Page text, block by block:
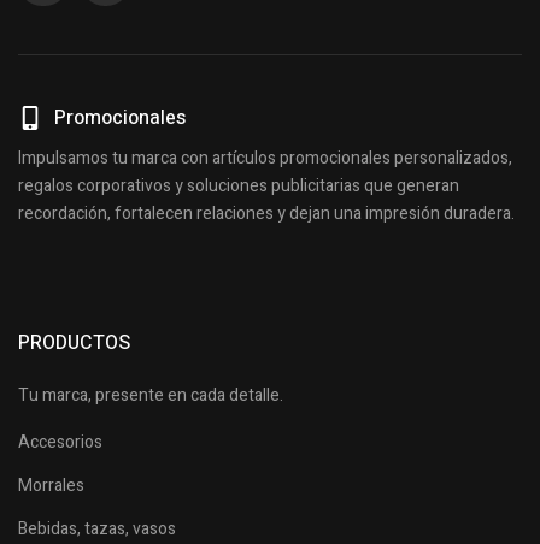
Promocionales
Impulsamos tu marca con artículos promocionales personalizados,
regalos corporativos y soluciones publicitarias que generan
recordación, fortalecen relaciones y dejan una impresión duradera.
PRODUCTOS
Tu marca, presente en cada detalle.
Accesorios
Morrales
Bebidas, tazas, vasos